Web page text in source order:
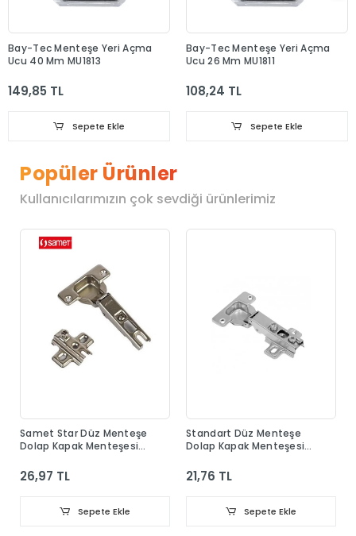
Bay-Tec Menteşe Yeri Açma
Ucu 40 Mm MU1813
149,85 TL
Sepete Ekle
Bay-Tec Menteşe Yeri Açma
Ucu 26 Mm MU1811
108,24 TL
Sepete Ekle
Popüler Ürünler
Kullanıcılarımızın çok sevdiği ürünlerimiz
Samet Star Düz Menteşe
Dolap Kapak Menteşesi
26,97 TL
Sepete Ekle
Standart Düz Menteşe
Dolap Kapak Menteşesi
21,76 TL
Sepete Ekle